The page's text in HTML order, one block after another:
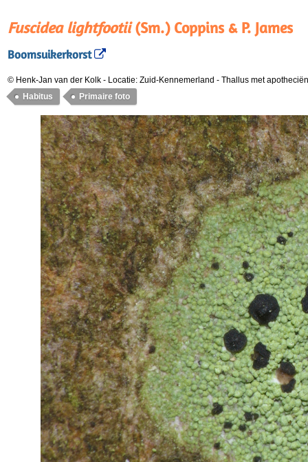
Fuscidea lightfootii(Sm.) Coppins & P. James
Boomsuikerkorst
© Henk-Jan van der Kolk - Locatie: Zuid-Kennemerland - Thallus met
Habitus
Primaire foto